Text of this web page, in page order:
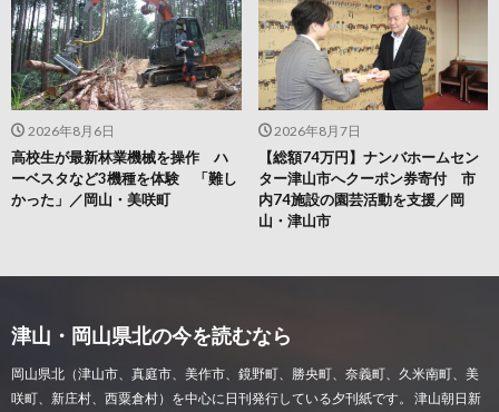
2026年8月7日
【総額74万円】ナンバホームセン
ター津山市へクーポン券寄付 市
内74施設の園芸活動を支援／岡
山・津山市
2026年8月6日
高校生が最新林業機械を操作 ハ
ーベスタなど3機種を体験 「難し
かった」／岡山・美咲町
津山・岡山県北の今を読むなら
岡山県北（津山市、真庭市、美作市、鏡野町、勝央町、奈義町、久米南町、美
咲町、新庄村、西粟倉村）を中心に日刊発行している夕刊紙です。 津山朝日新